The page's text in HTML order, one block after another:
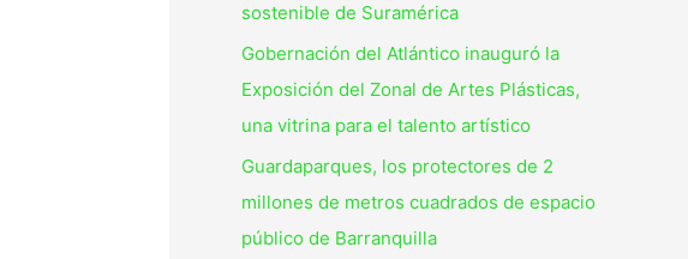
sostenible de Suramérica
Gobernación del Atlántico inauguró la
Exposición del Zonal de Artes Plásticas,
una vitrina para el talento artístico
Guardaparques, los protectores de 2
millones de metros cuadrados de espacio
público de Barranquilla